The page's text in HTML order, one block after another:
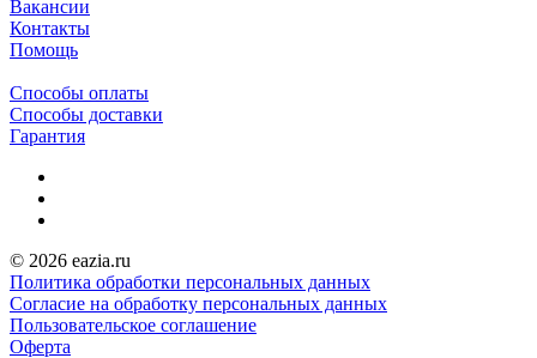
Вакансии
Контакты
Помощь
Способы оплаты
Способы доставки
Гарантия
© 2026 eazia.ru
Политика обработки персональных данных
Согласие на обработку персональных данных
Пользовательское соглашение
Оферта